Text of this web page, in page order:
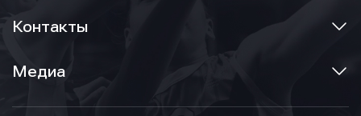
Контакты
Медиа